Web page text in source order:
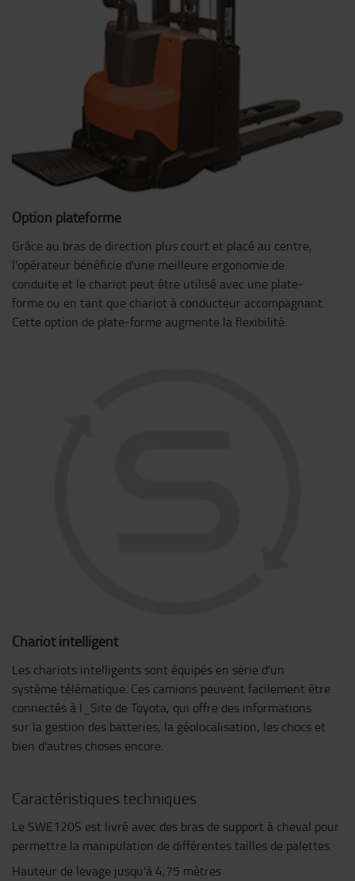
Option plateforme
Grâce au bras de direction plus court et placé au centre,
l'opérateur bénéficie d'une meilleure ergonomie de
conduite et le chariot peut être utilisé avec une plate-
forme ou en tant que chariot à conducteur accompagnant.
Cette option de plate-forme augmente la flexibilité.
Chariot intelligent
Les chariots intelligents sont équipés en série d'un
système télématique. Ces camions peuvent facilement être
connectés à I_Site de Toyota, qui offre des informations
sur la gestion des batteries, la géolocalisation, les chocs et
bien d'autres choses encore.
Caractéristiques techniques
Le SWE120S est livré avec des bras de support à cheval pour
permettre la manipulation de différentes tailles de palettes.
Hauteur de levage jusqu'à 4,75 mètres